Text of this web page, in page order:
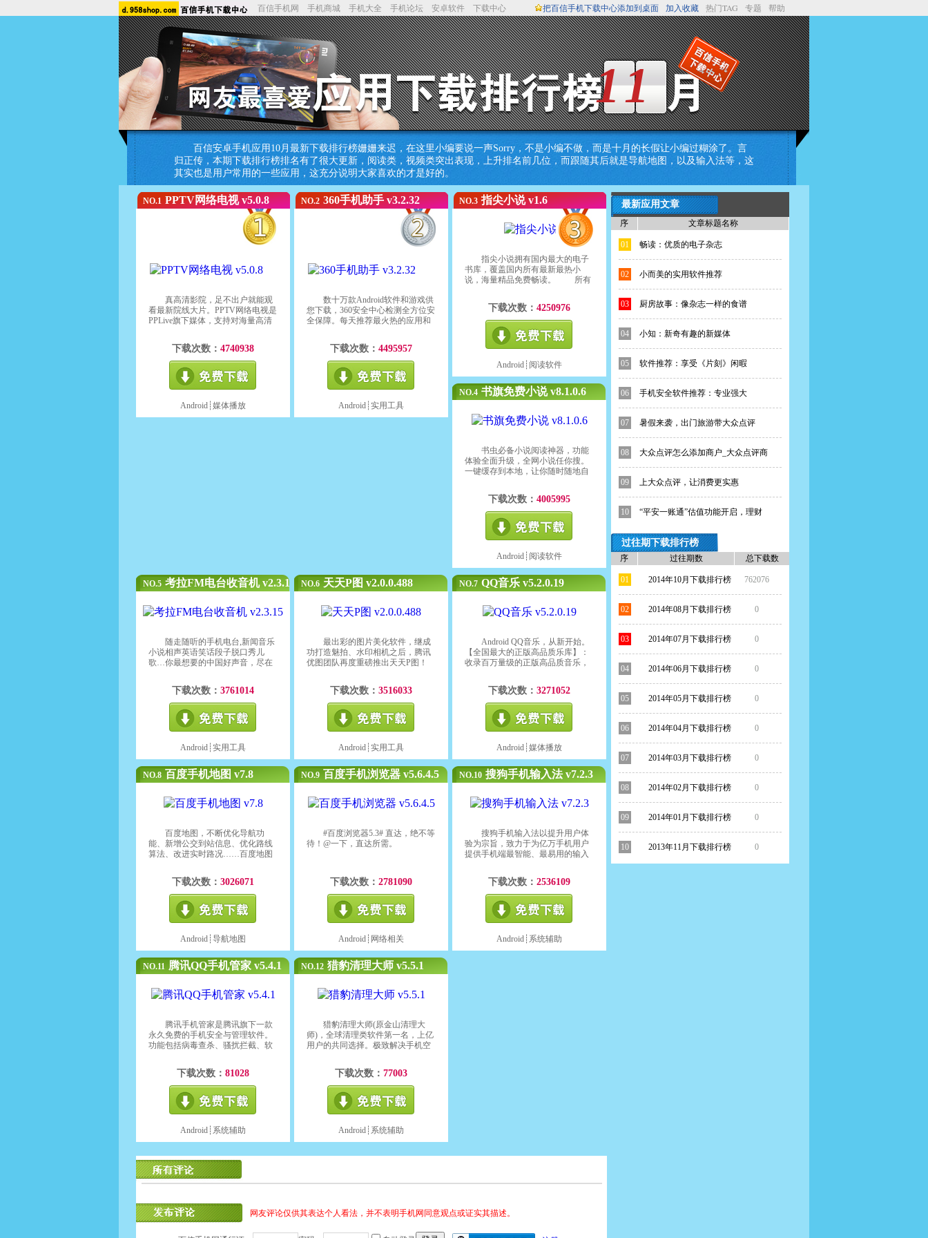
百信手机网 手机商城 手机大全 手机论坛 安卓软件 下载中心 把百信手机下载中心添加到桌面 加入收藏 热门TAG 专题 帮助
11
百信安卓手机应用10月最新下载排行榜姗姗来迟，在这里小编要说一声Sorry，不是小编不做，而是十月的长假让小编过糊涂了。言
归正传，本期下载排行榜排名有了很大更新，阅读类，视频类突出表现，上升排名前几位，而跟随其后就是导航地图，以及输入法等，这
其实也是用户常用的一些应用，这充分说明大家喜欢的才是好的。
NO.1 PPTV网络电视 v5.0.8
真高清影院，足不出户就能观
看最新院线大片。PPTV网络电视是
PPLive旗下媒体，支持对海量高清
线观看“电影、电视剧、动漫、综
艺、体育直播、游戏竞技、财经资
讯”等丰富视频娱乐节目并且完全免
费，是广受网友推崇的装机必备软
下载次数： 4740938
Android┊ 媒体播放
NO.2 360手机助手 v3.2.32
数十万款Android软件和游戏供
您下载，360安全中心检测全方位安
全保障。每天推荐最火热的应用和
的玩机达人。
下载次数： 4495957
Android┊ 实用工具
NO.3 指尖小说 v1.6
指尖小说拥有国内最大的电子
书库，覆盖国内所有最新最热小
说，海量精品免费畅读。 所有
您追更不再苦恼。 支持离线阅
读，极限省流量的一键缓存，让您
看书无忧。
下载次数： 4250976
Android┊ 阅读软件
NO.4 书旗免费小说 v8.1.0.6
书虫必备小说阅读神器，功能
体验全面升级，全网小说任你搜。
一键缓存到本地，让你随时随地自
快来下载！
下载次数： 4005995
Android┊ 阅读软件
NO.5 考拉FM电台收音机 v2.3.15
随走随听的手机电台,新闻音乐
小说相声英语笑话段子脱口秀儿
歌…你最想要的中国好声音，尽在
下载次数： 3761014
Android┊ 实用工具
NO.6 天天P图 v2.0.0.488
最出彩的图片美化软件，继成
功打造魅拍、水印相机之后，腾讯
优图团队再度重磅推出天天P图！
下载次数： 3516033
Android┊ 实用工具
NO.7 QQ音乐 v5.2.0.19
Android QQ音乐，从新开始。
【全国最大的正版高品质乐库】：
收录百万量级的正版高品质音乐，
下载次数： 3271052
Android┊ 媒体播放
NO.8 百度手机地图 v7.8
百度地图，不断优化导航功
能、新增公交到站信息、优化路线
算法、改进实时路况……百度地图
验，从未懈怠！
下载次数： 3026071
Android┊ 导航地图
NO.9 百度手机浏览器 v5.6.4.5
#百度浏览器5.3# 直达，绝不等
待！@一下，直达所需。
下载次数： 2781090
Android┊ 网络相关
NO.10 搜狗手机输入法 v7.2.3
搜狗手机输入法以提升用户体
验为宗旨，致力于为亿万手机用户
提供手机端最智能、最易用的输入
智能、首选率高、响应速度快等优
秀基础品质。
下载次数： 2536109
Android┊ 系统辅助
NO.11 腾讯QQ手机管家 v5.4.1
腾讯手机管家是腾讯旗下一款
永久免费的手机安全与管理软件。
功能包括病毒查杀、骚扰拦截、软
护，用户流量监控、空间清理、体
检加速、软件管理等高端智能化功
下载次数： 81028
Android┊ 系统辅助
NO.12 猎豹清理大师 v5.5.1
猎豹清理大师(原金山清理大
师)，全球清理类软件第一名，上亿
用户的共同选择。极致解决手机空
下载次数： 77003
Android┊ 系统辅助
网友评论仅供其表达个人看法，并不表明手机网同意观点或证实其描述。
最新应用文章
序 文章标题名称
01 畅读：优质的电子杂志
02 小而美的实用软件推荐
03 厨房故事：像杂志一样的食谱
04 小知：新奇有趣的新媒体
05 软件推荐：享受《片刻》闲暇
06 手机安全软件推荐：专业强大
07 暑假来袭，出门旅游带大众点评
08 大众点评怎么添加商户_大众点评商
09 上大众点评，让消费更实惠
10 “平安一账通”估值功能开启，理财
更便
过往期下载排行榜
序 过往期数 总下载数
01 2014年10月下载排行榜 762076
02 2014年08月下载排行榜 0
03 2014年07月下载排行榜 0
04 2014年06月下载排行榜 0
05 2014年05月下载排行榜 0
06 2014年04月下载排行榜 0
07 2014年03月下载排行榜 0
08 2014年02月下载排行榜 0
09 2014年01月下载排行榜 0
10 2013年11月下载排行榜 0